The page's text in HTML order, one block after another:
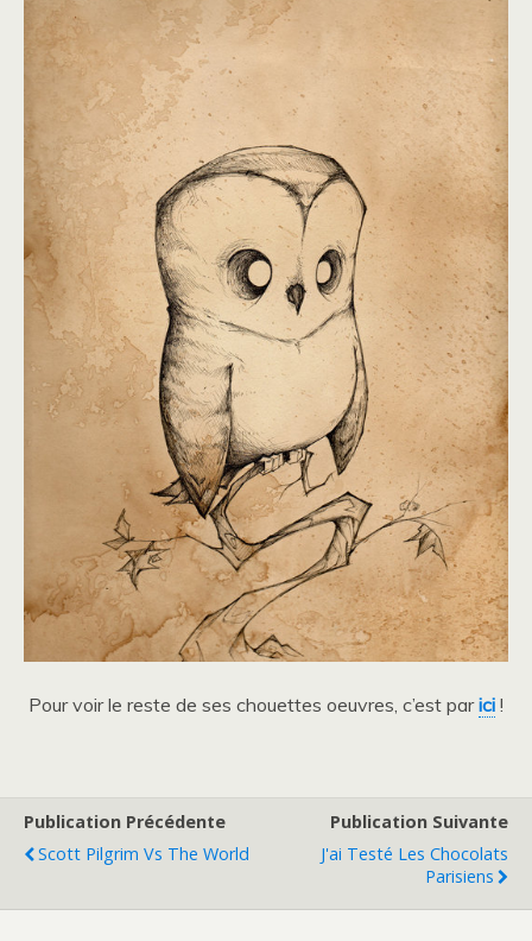
Pour voir le reste de ses chouettes oeuvres, c’est parici !
Publication Précédente
Scott Pilgrim Vs The World
Publication Suivante
J'ai Testé Les Chocolats
Parisiens